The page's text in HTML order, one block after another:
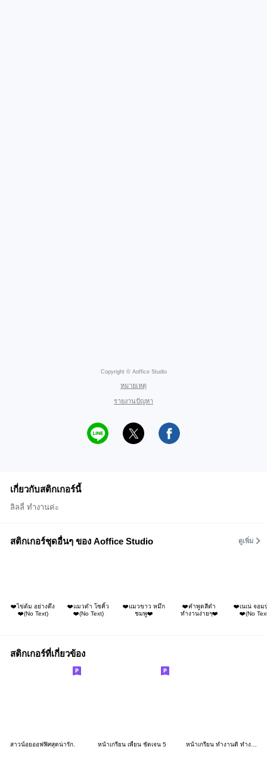
Copyright © Aoffice Studio
หมายเหตุ
รายงานปัญหา
เกี่ยวกับสติกเกอร์นี้
ลิลลี่ ทำงานค่ะ
สติกเกอร์ชุดอื่นๆ ของ Aoffice Studio ดูเพิ่ม
❤️ไข่ต้ม อย่างตึง
❤️(No Text)
❤️แมวดำ โซคิ้ว
❤️(No Text)
❤️แมวขาว หมึก
ชมพู❤️
❤️คำพูดสีดำ
ทำงานง่ายๆ❤️
❤️เนเน่ จอม
❤️(No
สติกเกอร์ที่เกี่ยวข้อง
สาวน้อยออฟฟิศสุดน่ารัก. หน้าเกรียน เพี้ยน ชัดเจน 5 หน้าเกรียน ทำงานดิ ทำงาน2